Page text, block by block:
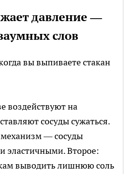
давление —
слов
вы выпиваете стакан
воздействуют на
сосуды сужаться.
— сосуды
эластичными. Второе:
выводить лишнюю соль